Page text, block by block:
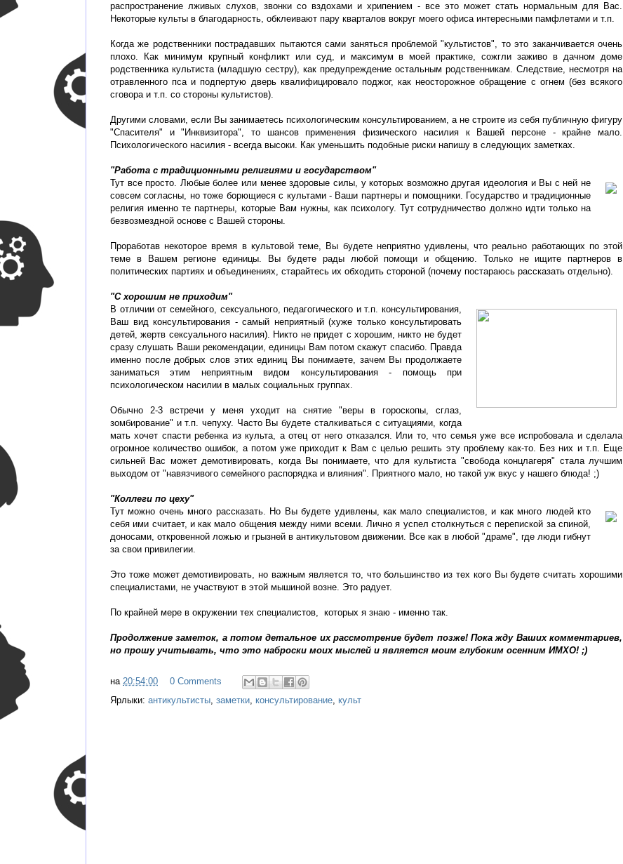
распространение лживых слухов, звонки со вздохами и хрипением - все это может стать нормальным для Вас.
Некоторые культы в благодарность, обклеивают пару кварталов вокруг моего офиса интересными памфлетами и т.п.
Когда же родственники пострадавших пытаются сами заняться проблемой "культистов", то это заканчивается очень
плохо. Как минимум крупный конфликт или суд, и максимум в моей практике, сожгли заживо в дачном доме
родственника культиста (младшую сестру), как предупреждение остальным родственникам. Следствие, несмотря на
отравленного пса и подпертую дверь квалифицировало поджог, как неосторожное обращение с огнем (без всякого
сговора и т.п. со стороны культистов).
Другими словами, если Вы занимаетесь психологическим консультированием, а не строите из себя публичную фигуру
"Спасителя" и "Инквизитора", то шансов применения физического насилия к Вашей персоне - крайне мало.
Психологического насилия - всегда высоки. Как уменьшить подобные риски напишу в следующих заметках.
"Работа с традиционными религиями и государством"
Тут все просто. Любые более или менее здоровые силы, у которых возможно другая идеология и Вы с ней не
совсем согласны, но тоже борющиеся с культами - Ваши партнеры и помощники. Государство и традиционные
религия именно те партнеры, которые Вам нужны, как психологу. Тут сотрудничество должно идти только на
безвозмездной основе с Вашей стороны.
Проработав некоторое время в культовой теме, Вы будете неприятно удивлены, что реально работающих по этой
теме в Вашем регионе единицы. Вы будете рады любой помощи и общению. Только не ищите партнеров в
политических партиях и объединениях, старайтесь их обходить стороной (почему постараюсь рассказать отдельно).
"С хорошим не приходим"
В отличии от семейного, сексуального, педагогического и т.п. консультирования,
Ваш вид консультирования - самый неприятный (хуже только консультировать
детей, жертв сексуального насилия). Никто не придет с хорошим, никто не будет
сразу слушать Ваши рекомендации, единицы Вам потом скажут спасибо. Правда
именно после добрых слов этих единиц Вы понимаете, зачем Вы продолжаете
заниматься этим неприятным видом консультирования - помощь при
психологическом насилии в малых социальных группах.
Обычно 2-3 встречи у меня уходит на снятие "веры в гороскопы, сглаз,
зомбирование" и т.п. чепуху. Часто Вы будете сталкиваться с ситуациями, когда
мать хочет спасти ребенка из культа, а отец от него отказался. Или то, что семья уже все испробовала и сделала
огромное количество ошибок, а потом уже приходит к Вам с целью решить эту проблему как-то. Без них и т.п. Еще
сильней Вас может демотивировать, когда Вы понимаете, что для культиста "свобода концлагеря" стала лучшим
выходом от "навязчивого семейного распорядка и влияния". Приятного мало, но такой уж вкус у нашего блюда! ;)
"Коллеги по цеху"
Тут можно очень много рассказать. Но Вы будете удивлены, как мало специалистов, и как много людей кто
себя ими считает, и как мало общения между ними всеми. Лично я успел столкнуться с перепиской за спиной,
доносами, откровенной ложью и грызней в антикультовом движении. Все как в любой "драме", где люди гибнут
за свои привилегии.
Это тоже может демотивировать, но важным является то, что большинство из тех кого Вы будете считать хорошими
специалистами, не участвуют в этой мышиной возне. Это радует.
По крайней мере в окружении тех специалистов, которых я знаю - именно так.
Продолжение заметок, а потом детальное их рассмотрение будет позже! Пока жду Ваших комментариев,
но прошу учитывать, что это наброски моих мыслей и является моим глубоким осенним ИМХО! ;)
на 20:54:00
0 Comments
Ярлыки: антикультисты, заметки, консультирование, культ